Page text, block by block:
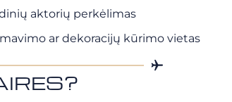
aktorių perkėlimas
ar dekoracijų kūrimo vietas